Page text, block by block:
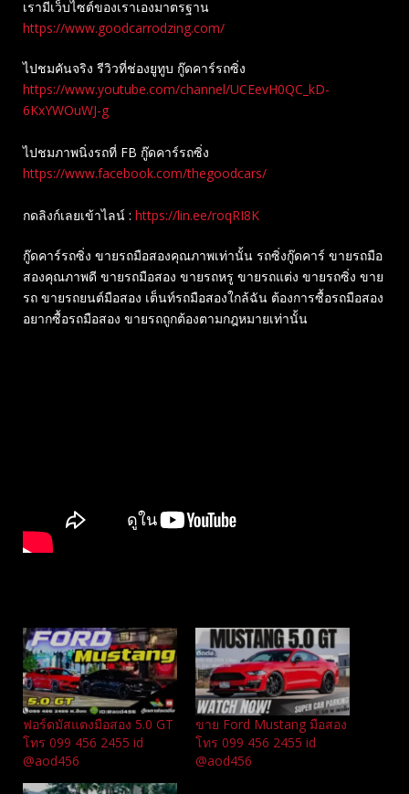
เรามีเว็บไซต์ของเราเองมาตรฐาน
https://www.goodcarrodzing.com/
ไปชมคันจริง รีวิวที่ช่องยู​ทูบ​ กู๊ดคาร์รถซิ่ง
https://www.youtube.com/channel/UCEevH0QC_kD-
6KxYWOuWJ-g
ไปชมภาพนิ่งรถที่ FB กู๊ดคาร์รถซิ่ง
https://www.facebook.com/thegoodcars/
กดลิงก์เลยเข้าไลน์ : https://lin.ee/roqRI8K
กู๊ดคาร์รถซิ่ง ขายรถมือสองคุณภาพเท่านั้น รถซิ่งกู๊ดคาร์ ขายรถมือ
สองคุณภาพดี ขายรถมือสอง ขายรถหรู ขายรถแต่ง ขายรถซิ่ง ขาย
รถ ขายรถยนต์มือสอง เต็นท์รถมือสองใกล้ฉัน ต้องการซื้อรถมือสอง
อยากซื้อรถมือสอง ขายรถถูกต้องตามกฎหมายเท่านั้น
ฟอร์ดมัสแตงมือสอง 5.0 GT
โทร 099 456 2455 id
@aod456
ขาย Ford Mustang มือสอง
โทร 099 456 2455 id
@aod456